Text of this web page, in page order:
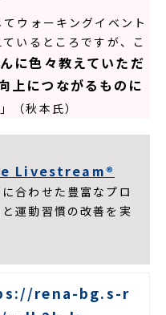
ウォーキングイベント
いるところですが、こ
に色々教えていただ
上につながるものに
（秋本氏）
Livestream®
合わせた豊富なプロ
運動習慣の改善を実
rena-bg.s-r